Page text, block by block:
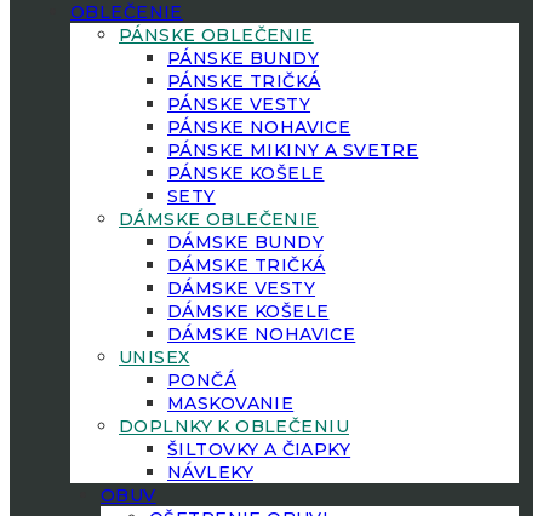
OBLEČENIE
PÁNSKE OBLEČENIE
PÁNSKE BUNDY
PÁNSKE TRIČKÁ
PÁNSKE VESTY
PÁNSKE NOHAVICE
PÁNSKE MIKINY A SVETRE
PÁNSKE KOŠELE
SETY
DÁMSKE OBLEČENIE
DÁMSKE BUNDY
DÁMSKE TRIČKÁ
DÁMSKE VESTY
DÁMSKE KOŠELE
DÁMSKE NOHAVICE
UNISEX
PONČÁ
MASKOVANIE
DOPLNKY K OBLEČENIU
ŠILTOVKY A ČIAPKY
NÁVLEKY
OBUV